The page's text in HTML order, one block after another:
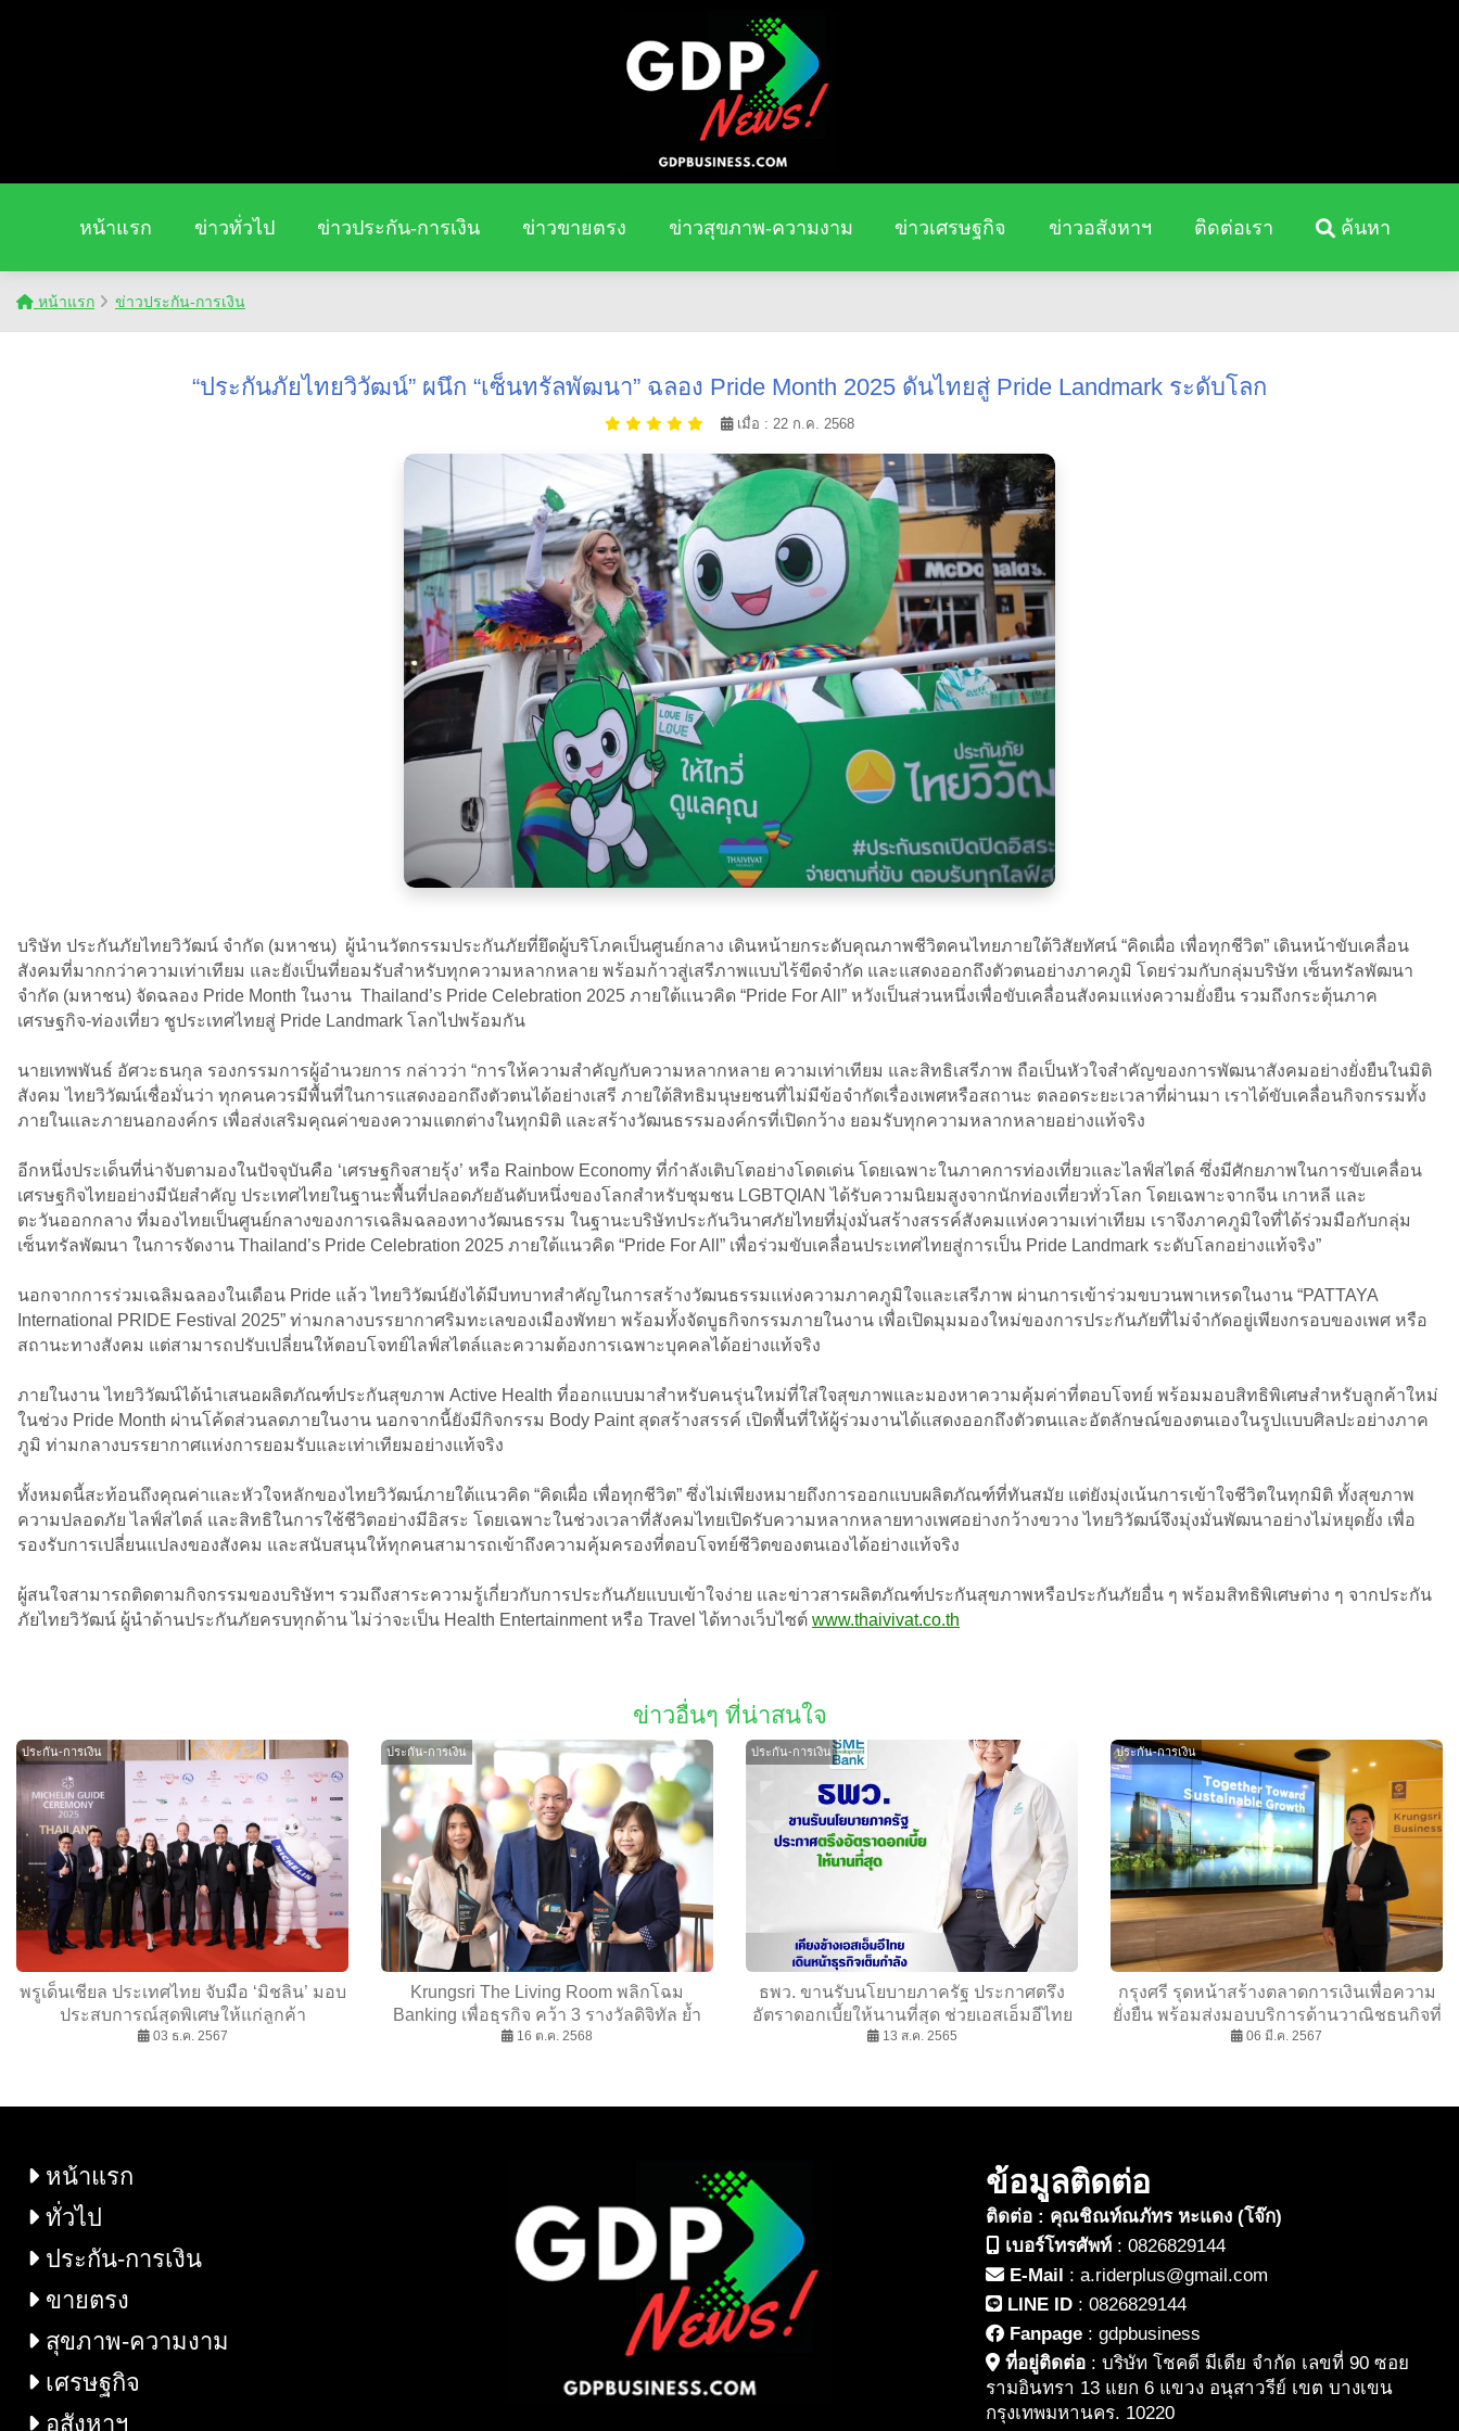
หน้าแรก ข่าวทั่วไป ข่าวประกัน-การเงิน ข่าวขายตรง ข่าวสุขภาพ-ความงาม ข่าวเศรษฐกิจ ข่าวอสังหาฯ ติดต่อเรา ค้นหา
หน้าแรก ข่าวประกัน-การเงิน
“ประกันภัยไทยวิวัฒน์” ผนึก “เซ็นทรัลพัฒนา” ฉลอง Pride Month 2025 ดันไทยสู่ Pride Landmark ระดับโลก
เมื่อ : 22 ก.ค. 2568
บริษัท ประกันภัยไทยวิวัฒน์ จำกัด (มหาชน) ผู้นำนวัตกรรมประกันภัยที่ยึดผู้บริโภคเป็นศูนย์กลาง เดินหน้ายกระดับคุณภาพชีวิตคนไทยภายใต้วิสัยทัศน์ “คิดเผื่อ เพื่อทุกชีวิต” เดินหน้าขับเคลื่อน
สังคมที่มากกว่าความเท่าเทียม และยังเป็นที่ยอมรับสำหรับทุกความหลากหลาย พร้อมก้าวสู่เสรีภาพแบบไร้ขีดจำกัด และแสดงออกถึงตัวตนอย่างภาคภูมิ โดยร่วมกับกลุ่มบริษัท เซ็นทรัลพัฒนา
จำกัด (มหาชน) จัดฉลอง Pride Month ในงาน Thailand’s Pride Celebration 2025 ภายใต้แนวคิด “Pride For All” หวังเป็นส่วนหนึ่งเพื่อขับเคลื่อนสังคมแห่งความยั่งยืน รวมถึงกระตุ้นภาค
เศรษฐกิจ-ท่องเที่ยว ชูประเทศไทยสู่ Pride Landmark โลกไปพร้อมกัน
นายเทพพันธ์ อัศวะธนกุล รองกรรมการผู้อำนวยการ กล่าวว่า “การให้ความสำคัญกับความหลากหลาย ความเท่าเทียม และสิทธิเสรีภาพ ถือเป็นหัวใจสำคัญของการพัฒนาสังคมอย่างยั่งยืนในมิติ
สังคม ไทยวิวัฒน์เชื่อมั่นว่า ทุกคนควรมีพื้นที่ในการแสดงออกถึงตัวตนได้อย่างเสรี ภายใต้สิทธิมนุษยชนที่ไม่มีข้อจำกัดเรื่องเพศหรือสถานะ ตลอดระยะเวลาที่ผ่านมา เราได้ขับเคลื่อนกิจกรรมทั้ง
ภายในและภายนอกองค์กร เพื่อส่งเสริมคุณค่าของความแตกต่างในทุกมิติ และสร้างวัฒนธรรมองค์กรที่เปิดกว้าง ยอมรับทุกความหลากหลายอย่างแท้จริง
อีกหนึ่งประเด็นที่น่าจับตามองในปัจจุบันคือ ‘เศรษฐกิจสายรุ้ง’ หรือ Rainbow Economy ที่กำลังเติบโตอย่างโดดเด่น โดยเฉพาะในภาคการท่องเที่ยวและไลฟ์สไตล์ ซึ่งมีศักยภาพในการขับเคลื่อน
เศรษฐกิจไทยอย่างมีนัยสำคัญ ประเทศไทยในฐานะพื้นที่ปลอดภัยอันดับหนึ่งของโลกสำหรับชุมชน LGBTQIAN ได้รับความนิยมสูงจากนักท่องเที่ยวทั่วโลก โดยเฉพาะจากจีน เกาหลี และ
ตะวันออกกลาง ที่มองไทยเป็นศูนย์กลางของการเฉลิมฉลองทางวัฒนธรรม ในฐานะบริษัทประกันวินาศภัยไทยที่มุ่งมั่นสร้างสรรค์สังคมแห่งความเท่าเทียม เราจึงภาคภูมิใจที่ได้ร่วมมือกับกลุ่ม
เซ็นทรัลพัฒนา ในการจัดงาน Thailand’s Pride Celebration 2025 ภายใต้แนวคิด “Pride For All” เพื่อร่วมขับเคลื่อนประเทศไทยสู่การเป็น Pride Landmark ระดับโลกอย่างแท้จริง”
นอกจากการร่วมเฉลิมฉลองในเดือน Pride แล้ว ไทยวิวัฒน์ยังได้มีบทบาทสำคัญในการสร้างวัฒนธรรมแห่งความภาคภูมิใจและเสรีภาพ ผ่านการเข้าร่วมขบวนพาเหรดในงาน “PATTAYA
International PRIDE Festival 2025” ท่ามกลางบรรยากาศริมทะเลของเมืองพัทยา พร้อมทั้งจัดบูธกิจกรรมภายในงาน เพื่อเปิดมุมมองใหม่ของการประกันภัยที่ไม่จำกัดอยู่เพียงกรอบของเพศ หรือ
สถานะทางสังคม แต่สามารถปรับเปลี่ยนให้ตอบโจทย์ไลฟ์สไตล์และความต้องการเฉพาะบุคคลได้อย่างแท้จริง
ภายในงาน ไทยวิวัฒน์ได้นำเสนอผลิตภัณฑ์ประกันสุขภาพ Active Health ที่ออกแบบมาสำหรับคนรุ่นใหม่ที่ใส่ใจสุขภาพและมองหาความคุ้มค่าที่ตอบโจทย์ พร้อมมอบสิทธิพิเศษสำหรับลูกค้าใหม่
ในช่วง Pride Month ผ่านโค้ดส่วนลดภายในงาน นอกจากนี้ยังมีกิจกรรม Body Paint สุดสร้างสรรค์ เปิดพื้นที่ให้ผู้ร่วมงานได้แสดงออกถึงตัวตนและอัตลักษณ์ของตนเองในรูปแบบศิลปะอย่างภาค
ภูมิ ท่ามกลางบรรยากาศแห่งการยอมรับและเท่าเทียมอย่างแท้จริง
ทั้งหมดนี้สะท้อนถึงคุณค่าและหัวใจหลักของไทยวิวัฒน์ภายใต้แนวคิด “คิดเผื่อ เพื่อทุกชีวิต” ซึ่งไม่เพียงหมายถึงการออกแบบผลิตภัณฑ์ที่ทันสมัย แต่ยังมุ่งเน้นการเข้าใจชีวิตในทุกมิติ ทั้งสุขภาพ
ความปลอดภัย ไลฟ์สไตล์ และสิทธิในการใช้ชีวิตอย่างมีอิสระ โดยเฉพาะในช่วงเวลาที่สังคมไทยเปิดรับความหลากหลายทางเพศอย่างกว้างขวาง ไทยวิวัฒน์จึงมุ่งมั่นพัฒนาอย่างไม่หยุดยั้ง เพื่อ
รองรับการเปลี่ยนแปลงของสังคม และสนับสนุนให้ทุกคนสามารถเข้าถึงความคุ้มครองที่ตอบโจทย์ชีวิตของตนเองได้อย่างแท้จริง
ผู้สนใจสามารถติดตามกิจกรรมของบริษัทฯ รวมถึงสาระความรู้เกี่ยวกับการประกันภัยแบบเข้าใจง่าย และข่าวสารผลิตภัณฑ์ประกันสุขภาพหรือประกันภัยอื่น ๆ พร้อมสิทธิพิเศษต่าง ๆ จากประกัน
ภัยไทยวิวัฒน์ ผู้นำด้านประกันภัยครบทุกด้าน ไม่ว่าจะเป็น Health Entertainment หรือ Travel ได้ทางเว็บไซต์ www.thaivivat.co.th
ข่าวอื่นๆ ที่น่าสนใจ
ประกัน-การเงิน
พรูเด็นเชียล ประเทศไทย จับมือ ‘มิชลิน’ มอบ
ประสบการณ์สุดพิเศษให้แก่ลูกค้า
PRULegacy และ PRULegacy Plus
03 ธ.ค. 2567
ประกัน-การเงิน
Krungsri The Living Room พลิกโฉม
Banking เพื่อธุรกิจ คว้า 3 รางวัลดิจิทัล ย้ำ
ภาพความมุ่งมั่นพัฒนาแพลตฟอร์มดิจิทัลเพื่อ
16 ต.ค. 2568
ประกัน-การเงิน
ธพว. ขานรับนโยบายภาครัฐ ประกาศตรึง
อัตราดอกเบี้ยให้นานที่สุด ช่วยเอสเอ็มอีไทย
บริหารต้นทุนการเงิน เพื่อเดินหน้าธุรกิจเต็ม
13 ส.ค. 2565
ประกัน-การเงิน
กรุงศรี รุดหน้าสร้างตลาดการเงินเพื่อความ
ยั่งยืน พร้อมส่งมอบบริการด้านวาณิชธนกิจที่
ครบทุกมิติ พาลูกค้าก้าวสู่การเติบโตที่ยั่งยืน
06 มี.ค. 2567
หน้าแรก
ทั่วไป
ประกัน-การเงิน
ขายตรง
สุขภาพ-ความงาม
เศรษฐกิจ
อสังหาฯ
ข้อมูลติดต่อ
ติดต่อ : คุณชิณท์ณภัทร หะแดง (โจ๊ก)
เบอร์โทรศัพท์: 0826829144
E-Mail
: a.riderplus@gmail.com
LINE ID: 0826829144
Fanpage: gdpbusiness
ที่อยู่ติดต่อ: บริษัท โชคดี มีเดีย จำกัด เลขที่ 90 ซอย
รามอินทรา 13 แยก 6 แขวง อนุสาวรีย์ เขต บางเขน
กรุงเทพมหานคร. 10220